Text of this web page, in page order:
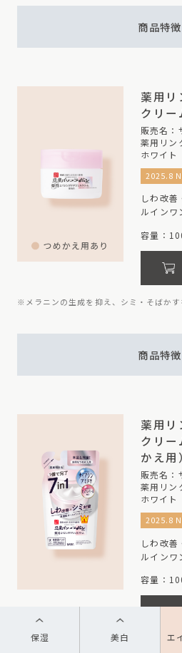
商品特徴
薬用リ
クリ
販売名：
薬用リン
ホワイト
2025.8
しわ改善
ルインワ
容量：
※メラニンの生成を抑え、シミ・そばかす
商品特徴
薬用リ
クリ
かえ用
販売名：
薬用リン
ホワイト
2025.8
しわ改善
ルインワ
容量：
保湿 美白 エ